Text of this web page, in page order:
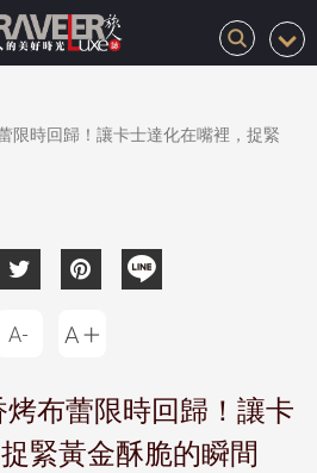
限時回歸！讓卡士達化在嘴裡，捉緊
布蕾限時回歸！讓卡
緊黃金酥脆的瞬間